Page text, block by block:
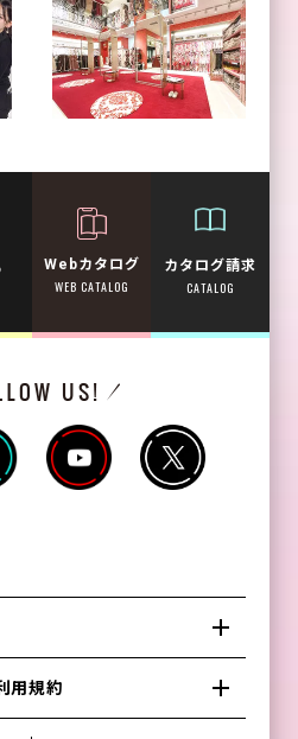
Webカタログ
WEB CATALOG
カタログ請求
CATALOG
用規約